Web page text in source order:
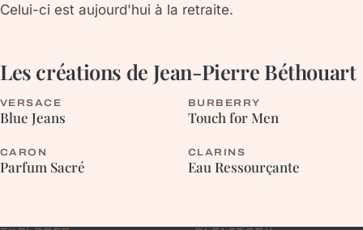
Celui-ci est aujourd'hui à la retraite.
Les créations de Jean-Pierre Béthouart
AROMATIQUE
VERSACE
Blue Jeans BOISÉE
BURBERRY
Touch for Men
ORIENTALE
CARON
Parfum Sacré AROMATIQUE
CLARINS
Eau Ressourçante